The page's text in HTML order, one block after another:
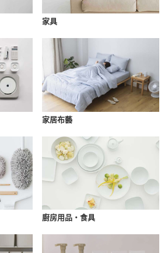
家具
家居布藝
廚房用品・食具